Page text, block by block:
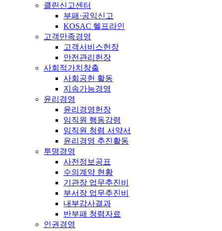
클린신고센터
부패·공익신고
KOSAC 헬프라인
고객만족경영
고객서비스헌장
안전관리헌장
사회적가치창출
사회공헌 활동
지속가능경영
윤리경영
윤리경영헌장
임직원 행동강령
임직원 청렴 서약서
윤리경영 추진활동
투명경영
사전정보공표
수의계약 현황
기관장 업무추진비
부서장 업무추진비
내부감사결과
반부패 청렴자료
인권경영